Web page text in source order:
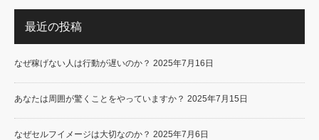
最近の投稿
なぜ稼げない人は行動が遅いのか？ 2025年7月16日
あなたは周囲が驚くことをやっていますか？ 2025年7月15日
なぜセルフイメージは大切なのか？ 2025年7月6日